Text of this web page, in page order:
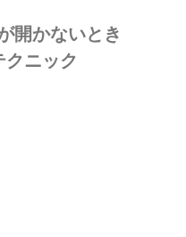
開かないとき
クニック